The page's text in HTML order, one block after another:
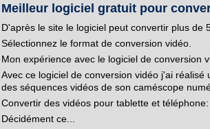
Meilleur logiciel gratuit pour
D'après le site le logiciel peut convertir plus de
Sélectionnez le format de conversion vidéo.
Mon expérience avec le logiciel de conversion
Avec ce logiciel de conversion vidéo j'ai
des séquences vidéos de son caméscope
Convertir des vidéos pour tablette et téléphone:
Décidément ce...